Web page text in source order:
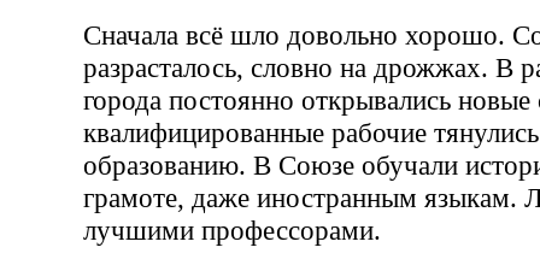
Сначала всё шло довольно хорошо.
разрасталось, словно на дрожжах. В
города постоянно открывались
квалифицированные рабочие
образованию. В Союзе обучали
грамоте, даже иностранным языкам.
лучшими профессорами.